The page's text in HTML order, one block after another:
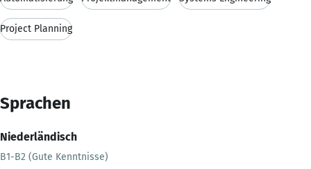
Project Planning
Sprachen
Niederländisch
B1-B2 (Gute Kenntnisse)